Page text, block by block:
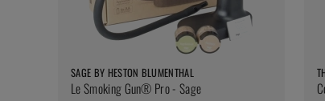
SAGE BY HESTON BLUMENTHAL
Le Smoking Gun® Pro - Sage